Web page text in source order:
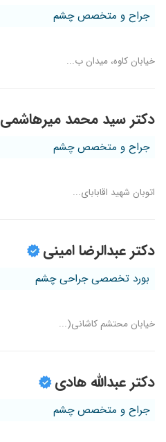
جراح و متخصص چشم
خیابان کاوه، میدان ب...
دکتر سید محمد میرهاشمی
جراح و متخصص چشم
اتوبان شهید اقابابای...
دکتر عبدالرضا امینی
بورد تخصصی جراحی چشم
خیابان محتشم کاشانی(...
دکتر عبدالله هادی
جراح و متخصص چشم